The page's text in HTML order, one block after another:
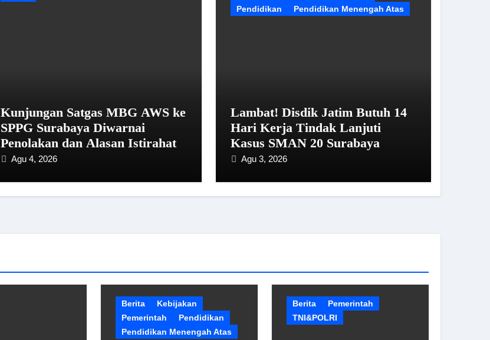
Kunjungan Satgas MBG AWS ke
SPPG Surabaya Diwarnai
Penolakan dan Alasan Istirahat
Agu 4, 2026
Pendidikan
Pendidikan Menengah Atas
Lambat! Disdik Jatim Butuh 14
Hari Kerja Tindak Lanjuti
Kasus SMAN 20 Surabaya
Agu 3, 2026
Berita
Kebijakan
Pemerintah
Pendidikan
Pendidikan Menengah Atas
Berita
Pemerintah
TNI&POLRI